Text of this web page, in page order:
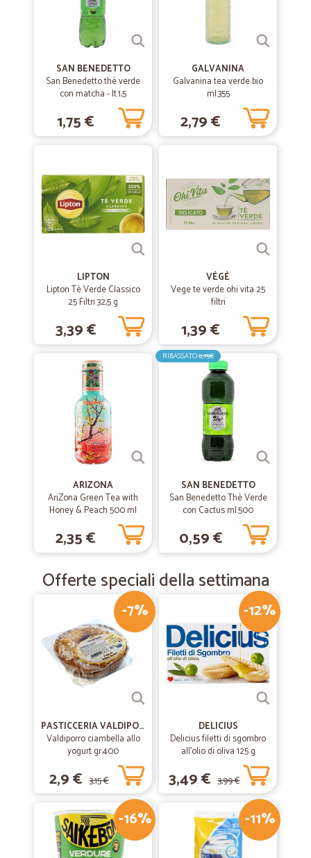
veloci, puntuali ed economici.
SAN BENEDETTO
San Benedetto thè verde
con matcha - lt.1,5
1,75 €
GALVANINA
Galvanina tea verde bio
ml.355
2,79 €
LIPTON
Lipton Tè Verde Classico
25 Filtri 32,5 g
3,39 €
VÉGÉ
Vege te verde ohi vita 25
filtri
1,39 €
ARIZONA
AriZona Green Tea with
Honey & Peach 500 ml
2,35 €
RIBASSATO0,75€
SAN BENEDETTO
San Benedetto Thè Verde
con Cactus ml.500
0,59 €
Offerte speciali della settimana
-7%
PASTICCERIA VALDIPORRO
Valdiporro ciambella allo
yogurt gr.400
2,9 € 3,15 €
-12%
DELICIUS
Delicius filetti di sgombro
all'olio di oliva 125 g
3,49 € 3,99 €
-16% -11%